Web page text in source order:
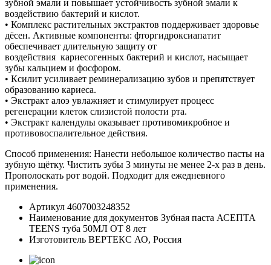
зубной эмали и повышает устойчивость зубной эмали к
воздействию бактерий и кислот.
• Комплекс растительных экстрактов поддерживает здоровье
дёсен. Активные компоненты: фторгидроксиапатит
обеспечивает длительную защиту от
воздействия кариесогенных бактерий и кислот, насыщает
зубы кальцием и фосфором.
• Ксилит усиливает реминерализацию зубов и препятствует
образованию кариеса.
• Экстракт алоэ увлажняет и стимулирует процесс
регенерации клеток слизистой полости рта.
• Экстракт календулы оказывает противомикробное и
противовоспалительное действия.
Способ применения: Нанести небольшое количество пасты на
зубную щётку. Чистить зубы 3 минуты не менее 2-х раз в день.
Прополоскать рот водой. Подходит для ежедневного
применения.
Артикул 4607003248352
Наименование для документов Зубная паста АСЕПТА
TEENS туба 50МЛ ОТ 8 лет
Изготовитель ВЕРТЕКС АО, Россия